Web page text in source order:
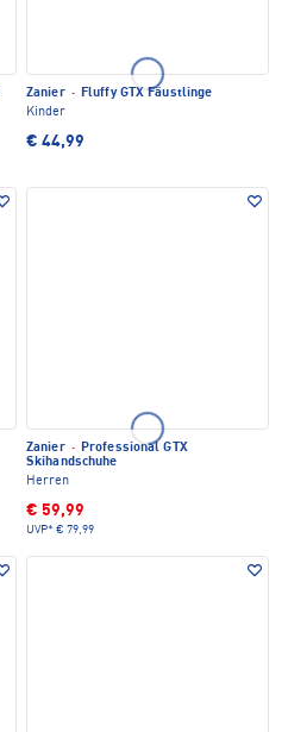
Zanier · Fluffy GTX Fäustlinge
Kinder
€ 44,99
Zanier · Professional GTX
Skihandschuhe
Herren
€ 59,99
UVP* € 79,99